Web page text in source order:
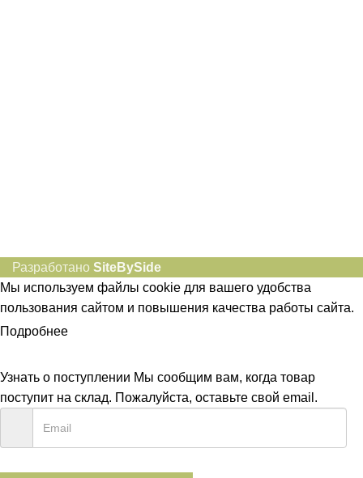
Разработано SiteBySide
Мы используем файлы cookie для вашего удобства
пользования сайтом и повышения качества работы сайта.
Подробнее
Узнать о поступлении Мы сообщим вам, когда товар
поступит на склад. Пожалуйста, оставьте свой email.